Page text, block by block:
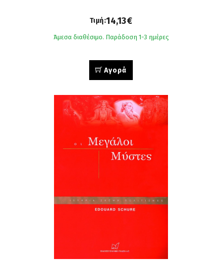
Τιμή:14,13€
Άμεσα διαθέσιμο. Παράδοση 1-3 ημέρες
Αγορά